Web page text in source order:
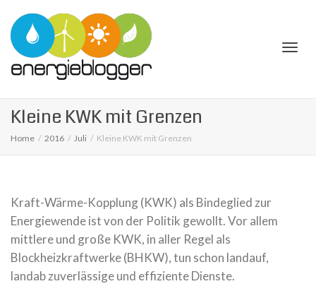
Kleine KWK mit Grenzen
Home 2016 Juli Kleine KWK mit Grenzen
Kraft-Wärme-Kopplung (KWK) als Bindeglied zur
Energiewende ist von der Politik gewollt. Vor allem
mittlere und große KWK, in aller Regel als
Blockheizkraftwerke (BHKW), tun schon landauf,
landab zuverlässige und effiziente Dienste.